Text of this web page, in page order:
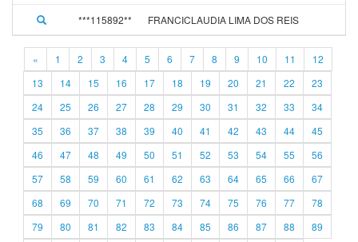
***115892** FRANCICLAUDIA LIMA DOS REIS
« 1 2 3 4 5 6 7 8 9 10 11
12
13
14 15 16 17 18 19 20 21 22
23
24
25 26 27 28 29 30 31 32 33
34
35
36 37 38 39 40 41 42 43 44
45
46
47 48 49 50 51 52 53 54 55
56
57
58 59 60 61 62 63 64 65 66
67
68
69 70 71 72 73 74 75 76 77
78
79
80 81 82 83 84 85 86 87 88
89